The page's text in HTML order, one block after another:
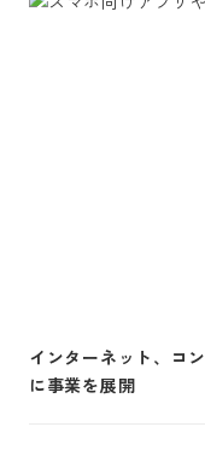
インターネット、コ
に事業を展開